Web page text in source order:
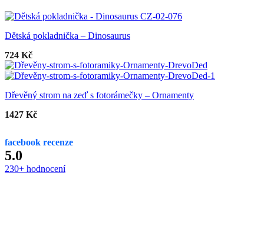
Dětská pokladnička – Dinosaurus
724 Kč
Dřevěný strom na zeď s fotorámečky – Ornamenty
1427 Kč
facebook recenze
5.0
230+ hodnocení